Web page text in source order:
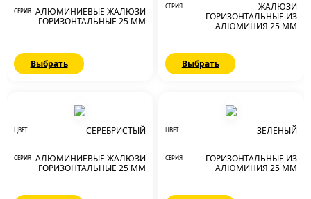
СЕРИЯ АЛЮМИНИЕВЫЕ ЖАЛЮЗИ
ГОРИЗОНТАЛЬНЫЕ 25 ММ
Выбрать
СЕРИЯ
ЖАЛЮЗИ
ГОРИЗОНТАЛЬНЫЕ ИЗ
АЛЮМИНИЯ 25 ММ
Выбрать
ЦВЕТ СЕРЕБРИСТЫЙ
СЕРИЯ АЛЮМИНИЕВЫЕ ЖАЛЮЗИ
ГОРИЗОНТАЛЬНЫЕ 25 ММ
ЦВЕТ ЗЕЛЕНЫЙ
СЕРИЯ
ГОРИЗОНТАЛЬНЫЕ ИЗ
АЛЮМИНИЯ 25 ММ